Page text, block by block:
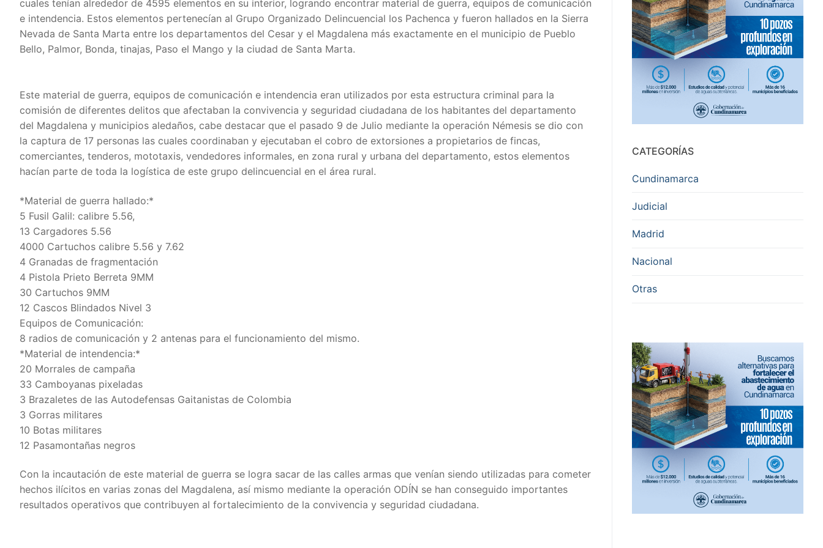
cuales tenían alrededor de 4595 elementos en su interior, logrando encontrar material de guerra, equipos de comunicación
e intendencia. Estos elementos pertenecían al Grupo Organizado Delincuencial los Pachenca y fueron hallados en la Sierra
Nevada de Santa Marta entre los departamentos del Cesar y el Magdalena más exactamente en el municipio de Pueblo
Bello, Palmor, Bonda, tinajas, Paso el Mango y la ciudad de Santa Marta.
Este material de guerra, equipos de comunicación e intendencia eran utilizados por esta estructura criminal para la
comisión de diferentes delitos que afectaban la convivencia y seguridad ciudadana de los habitantes del departamento
del Magdalena y municipios aledaños, cabe destacar que el pasado 9 de Julio mediante la operación Némesis se dio con
la captura de 17 personas las cuales coordinaban y ejecutaban el cobro de extorsiones a propietarios de fincas,
comerciantes, tenderos, mototaxis, vendedores informales, en zona rural y urbana del departamento, estos elementos
hacían parte de toda la logística de este grupo delincuencial en el área rural.
*Material de guerra hallado:*
5 Fusil Galil: calibre 5.56,
13 Cargadores 5.56
4000 Cartuchos calibre 5.56 y 7.62
4 Granadas de fragmentación
4 Pistola Prieto Berreta 9MM
30 Cartuchos 9MM
12 Cascos Blindados Nivel 3
Equipos de Comunicación:
8 radios de comunicación y 2 antenas para el funcionamiento del mismo.
*Material de intendencia:*
20 Morrales de campaña
33 Camboyanas pixeladas
3 Brazaletes de las Autodefensas Gaitanistas de Colombia
3 Gorras militares
10 Botas militares
12 Pasamontañas negros
Con la incautación de este material de guerra se logra sacar de las calles armas que venían siendo utilizadas para cometer
hechos ilícitos en varias zonas del Magdalena, así mismo mediante la operación ODÍN se han conseguido importantes
resultados operativos que contribuyen al fortalecimiento de la convivencia y seguridad ciudadana.
CATEGORÍAS
Cundinamarca
Judicial
Madrid
Nacional
Otras